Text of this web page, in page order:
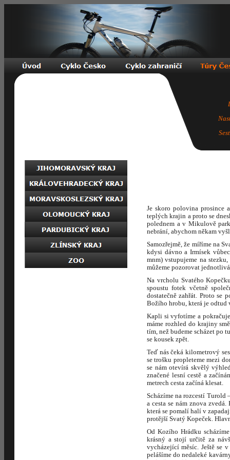
Je skoro polovina prosince
teplých krajin a proto se
polednem a v Mikulově
nebrání, abychom někam
Samozřejmě, že míříme na
kdysi dávno a Irmísek
mnm) vstupujeme na
můžeme pozorovat
Na vrcholu Svatého
spoustu fotek včetně
dostatečně zahřát. Proto se
Božího hrobu, která je odtud
Kapli si vyfotíme a
máme rozhled do krajiny
tím, než budeme scházet po
se kousek zpět.
Teď nás čeká kilometrový
se trošku propleteme mezi
se nám otevírá skvělý
značené lesní cestě a
metrech cesta začíná klesat.
Scházíme na rozcestí Turold
a cesta se nám znova
která se pomalí halí v
protější Svatý Kopeček.
Od Kozího Hrádku
krásný a stojí určitě za
vycházející měsíc. Ještě se
pelášíme do nedaleké